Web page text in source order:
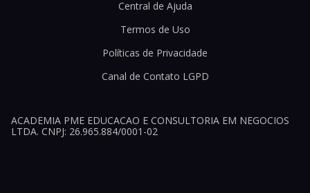
Central de Ajuda
Termos de Uso
Políticas de Privacidade
Canal de Contato LGPD
ACADEMIA PME EDUCACAO E CONSULTORIA EM NEGOCIOS
LTDA. CNPJ: 26.965.884/0001-02